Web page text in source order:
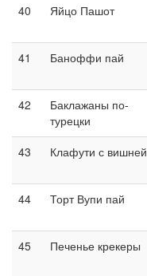
40 Яйцо Пашот
41 Баноффи пай
42
Баклажаны по-
турецки
43
Клафути с вишней
44
Торт Вупи пай
45 Печенье крекеры